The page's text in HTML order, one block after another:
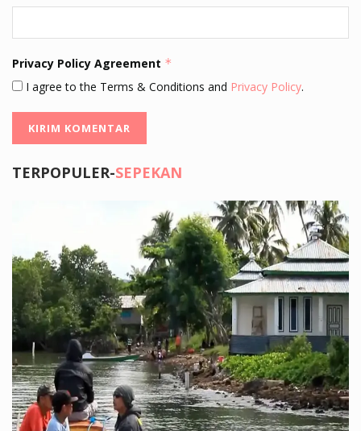
Privacy Policy Agreement *
I agree to the Terms & Conditions and Privacy Policy.
TERPOPULER-SEPEKAN